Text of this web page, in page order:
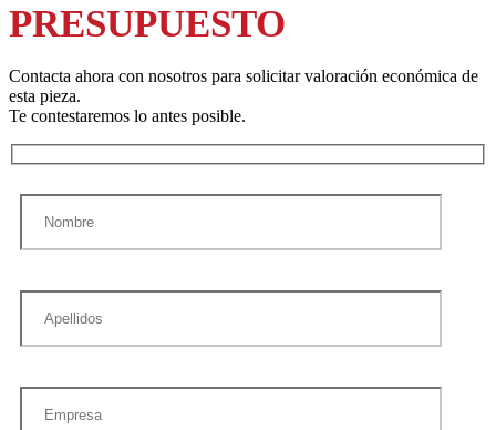
PRESUPUESTO
Contacta ahora con nosotros para solicitar valoración económica de
esta pieza.
Te contestaremos lo antes posible.